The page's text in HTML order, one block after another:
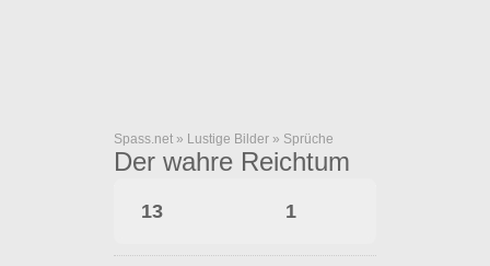
Spass.net » Lustige Bilder » Sprüche
Der wahre Reichtum
13 1